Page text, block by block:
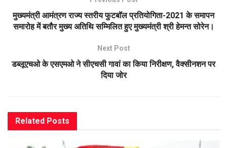
मुख्यमंत्री आमंत्रण राज्य स्तरीय फुटबॉल प्रतियोगिता-2021 के समापन
समारोह में बतौर मुख्य अतिथि सम्मिलित हुए मुख्यमंत्री श्री हेमन्त सोरेन।
Next Post
डब्लूएचओ के एसएमओ ने सीएचसी गावां का किया निरीक्षण, वैक्सीनशन पर
दिया जोर
Related Posts